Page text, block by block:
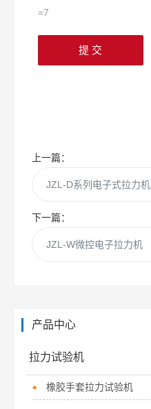
=7
上一篇：
JZL-D系列电子式拉力机
下一篇：
JZL-W微控电子拉力机
产品中心
拉力试验机
橡胶手套拉力试验机